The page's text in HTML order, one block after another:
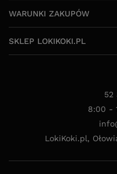
WARUNKI ZAKUPÓW
SKLEP LOKIKOKI.PL
52
8:00 -
LokiKoki.pl,